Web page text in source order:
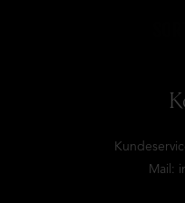
Mail: